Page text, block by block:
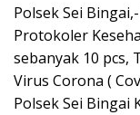
Polsek Sei
Protokoler
sebanyak 10 pcs,
Virus Corona (
Polsek Sei Bingai